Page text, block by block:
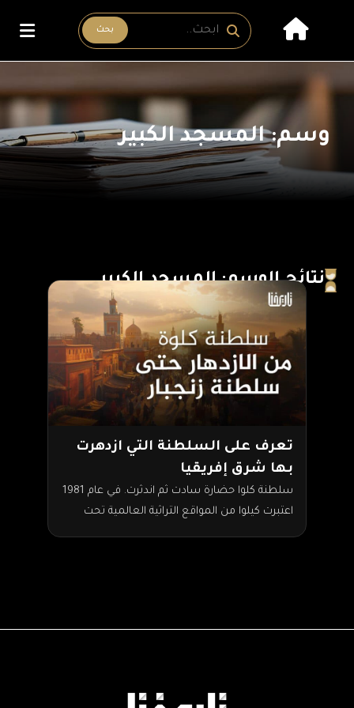
بحث
وسم: المسجد الكبير
نتائج الوسم: المسجد الكبير
تعرف على السلطنة التي ازدهرت
بها شرق إفريقيا
سلطنة كلوا حضارة سادت ثم اندثرت. في عام 1981
اعتبرت كيلوا من المواقع التراثية العالمية تحت